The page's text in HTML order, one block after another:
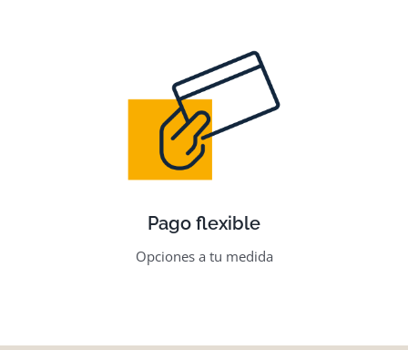
Pago flexible
Opciones a tu medida